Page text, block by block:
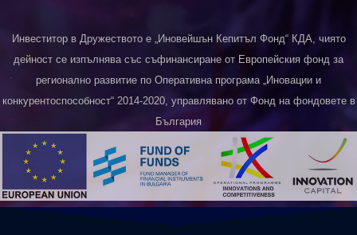
Инвеститор в Дружеството е „Иновейшън Кепитъл Фонд“ КДА, чиято
дейност се изпълнява със съфинансиране от Европейския фонд за
регионално развитие по Оперативна програма „Иновации и
конкурентоспособност“ 2014-2020, управлявано от Фонд на фондовете в
България